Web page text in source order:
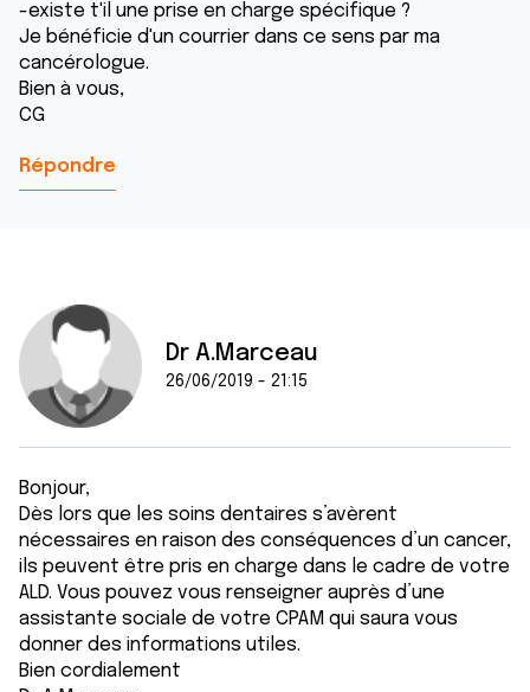
-existe t'il une prise en charge spécifique ?
Je bénéficie d'un courrier dans ce sens par ma
cancérologue.
Bien à vous,
CG
Répondre
Dr A.Marceau
26/06/2019 - 21:15
Bonjour,
Dès lors que les soins dentaires s’avèrent
nécessaires en raison des conséquences d’un cancer,
ils peuvent être pris en charge dans le cadre de votre
ALD. Vous pouvez vous renseigner auprès d’une
assistante sociale de votre CPAM qui saura vous
donner des informations utiles.
Bien cordialement